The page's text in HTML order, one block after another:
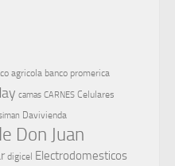
agricola banco promerica
camas CARNES Celulares
Davivienda
Don Juan
digicel Electrodomesticos